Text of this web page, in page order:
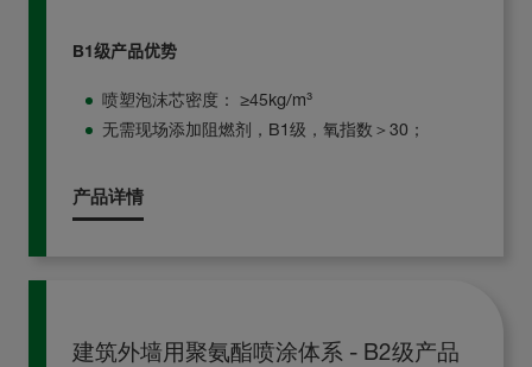
B1级产品优势
喷塑泡沫芯密度： ≥45kg/m³
无需现场添加阻燃剂，B1级，氧指数＞30；
产品详情
建筑外墙用聚氨酯喷涂体系 - B2级产品